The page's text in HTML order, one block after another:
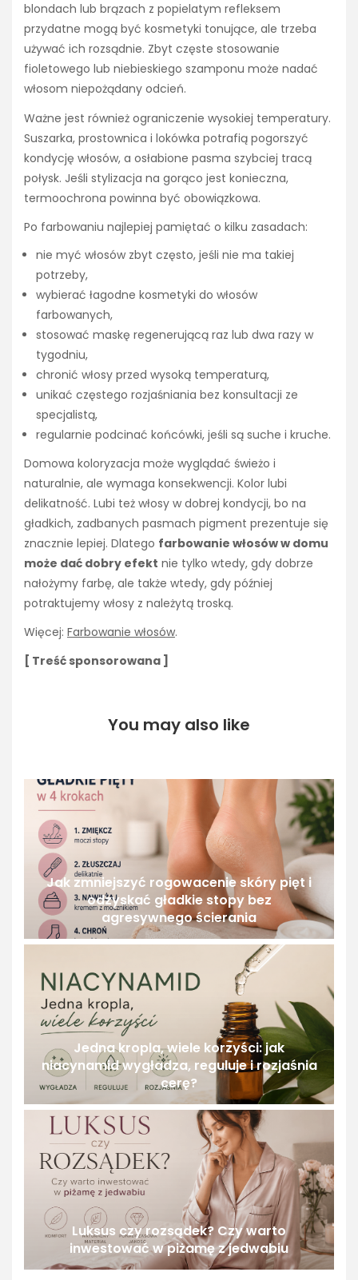
blondach lub brązach z popielatym refleksem
przydatne mogą być kosmetyki tonujące, ale trzeba
używać ich rozsądnie. Zbyt częste stosowanie
fioletowego lub niebieskiego szamponu może nadać
włosom niepożądany odcień.
Ważne jest również ograniczenie wysokiej temperatury.
Suszarka, prostownica i lokówka potrafią pogorszyć
kondycję włosów, a osłabione pasma szybciej tracą
połysk. Jeśli stylizacja na gorąco jest konieczna,
termoochrona powinna być obowiązkowa.
Po farbowaniu najlepiej pamiętać o kilku zasadach:
nie myć włosów zbyt często, jeśli nie ma takiej
potrzeby,
wybierać łagodne kosmetyki do włosów
farbowanych,
stosować maskę regenerującą raz lub dwa razy w
tygodniu,
chronić włosy przed wysoką temperaturą,
unikać częstego rozjaśniania bez konsultacji ze
specjalistą,
regularnie podcinać końcówki, jeśli są suche i kruche.
Domowa koloryzacja może wyglądać świeżo i
naturalnie, ale wymaga konsekwencji. Kolor lubi
delikatność. Lubi też włosy w dobrej kondycji, bo na
gładkich, zadbanych pasmach pigment prezentuje się
znacznie lepiej. Dlatego farbowanie włosów w domu
może dać dobry efekt nie tylko wtedy, gdy dobrze
nałożymy farbę, ale także wtedy, gdy później
potraktujemy włosy z należytą troską.
Więcej: Farbowanie włosów.
[ Treść sponsorowana ]
You may also like
Jak zmniejszyć rogowacenie skóry pięt i
odzyskać gładkie stopy bez
agresywnego ścierania
Jedna kropla, wiele korzyści: jak
niacynamid wygładza, reguluje i rozjaśnia
cerę?
Luksus czy rozsądek? Czy warto
inwestować w piżamę z jedwabiu